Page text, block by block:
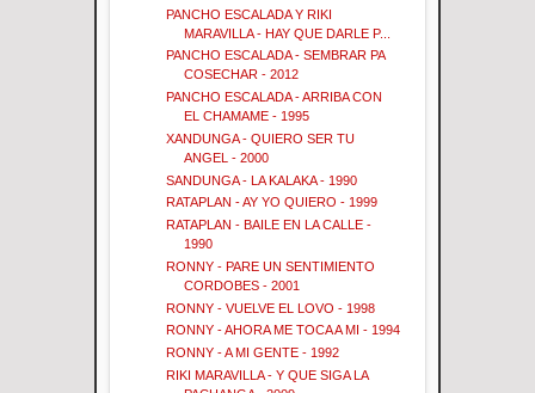
PANCHO ESCALADA Y RIKI
MARAVILLA - HAY QUE DARLE P...
PANCHO ESCALADA - SEMBRAR PA
COSECHAR - 2012
PANCHO ESCALADA - ARRIBA CON
EL CHAMAME - 1995
XANDUNGA - QUIERO SER TU
ANGEL - 2000
SANDUNGA - LA KALAKA - 1990
RATAPLAN - AY YO QUIERO - 1999
RATAPLAN - BAILE EN LA CALLE -
1990
RONNY - PARE UN SENTIMIENTO
CORDOBES - 2001
RONNY - VUELVE EL LOVO - 1998
RONNY - AHORA ME TOCA A MI - 1994
RONNY - A MI GENTE - 1992
RIKI MARAVILLA - Y QUE SIGA LA